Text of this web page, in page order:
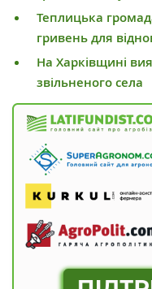
Теплицька
гривень для
На Харківщині
звільненого села